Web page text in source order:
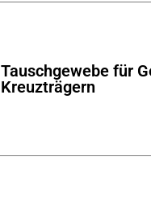
Tauschgewebe für
Kreuzträgern